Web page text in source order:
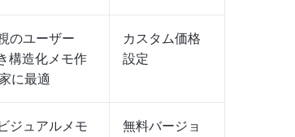
のユーザー
構造化メモ作
に最適
カスタム価格
設定
ジュアルメモ
無料バージョ